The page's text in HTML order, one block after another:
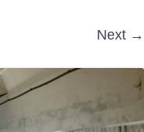
Next →